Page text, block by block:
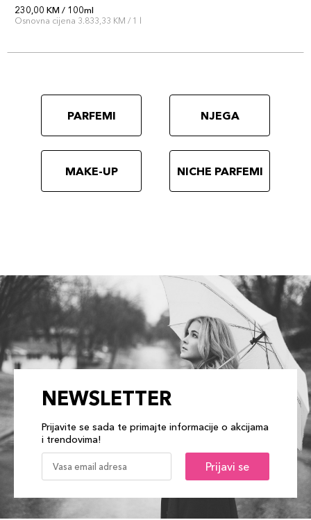
230,00 KM / 100ml
Osnovna cijena 3.833,33 KM / 1 l
PARFEMI NJEGA
MAKE-UP NICHE PARFEMI
NEWSLETTER
Prijavite se sada te primajte informacije o akcijama
i trendovima!
Prijavi se